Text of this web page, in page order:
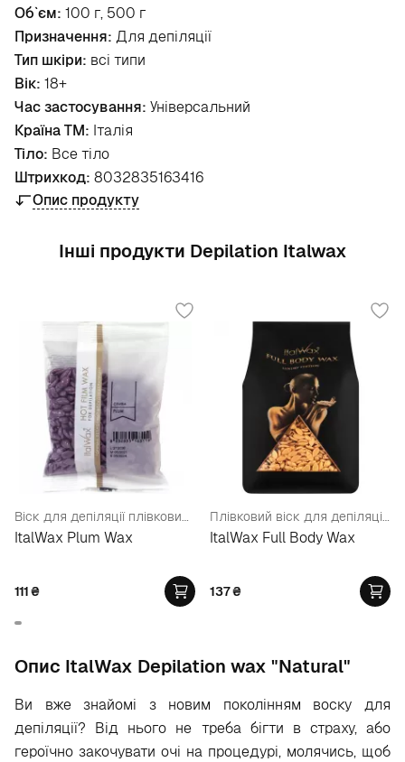
Об`єм: 100 г, 500 г
Призначення: Для депіляції
Тип шкіри: всі типи
Вік: 18+
Час застосування: Універсальний
Країна ТМ: Італія
Тіло: Все тіло
Штрихкод: 8032835163416
Опис продукту
Інші продукти Depilation Italwax
Віск для депіляції плівковий у гранулах "Слива"
ItalWax Plum Wax
111₴
Плівковий віск для депіляції Преміум-Класу, у гранулах
ItalWax Full Body Wax
137₴
Опис ItalWax Depilation wax "Natural"
Ви вже знайомі з новим поколінням воску для
депіляції? Від нього не треба бігти в страху, або
героїчно закочувати очі на процедурі, молячись, щоб